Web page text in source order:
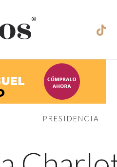
®
PRESIDENCIA